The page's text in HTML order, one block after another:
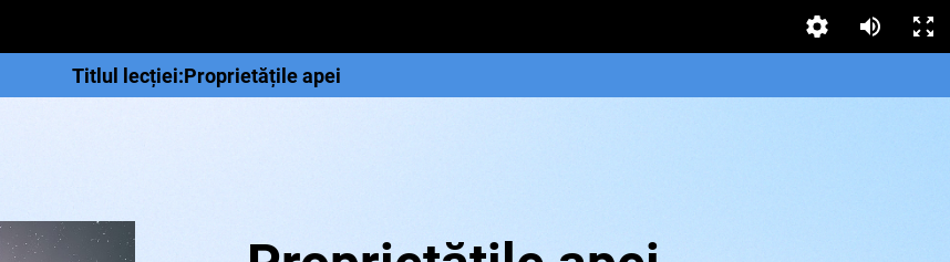
Titlul lecției:Proprietățile apei